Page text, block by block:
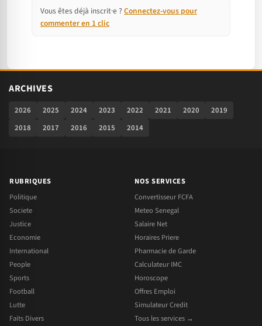
Vous êtes déjà inscrit·e ? Connectez-vous pour
commenter en 1 clic
ARCHIVES
2026 2025 2024 2023 2022 2021 2020
2019
2018
2017 2016 2015 2014
RUBRIQUES
Politique
Societe
Justice
Economie
International
People
Sports
Football
Lutte
Faits Divers
NOS SERVICES
Convertisseur FCFA
Meteo Senegal
Salaire Net
Horaires Priere
Pharmacie de Garde
Calculateur IMC
Horoscope
Offres Emploi
Simulateur Credit
Tous les services →